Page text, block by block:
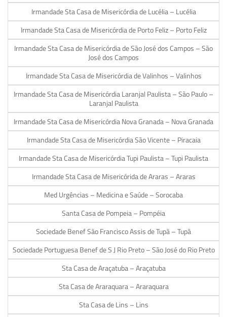
Irmandade Sta Casa de Misericórdia de Lucélia – Lucélia
Irmandade Sta Casa de Misericórdia de Porto Feliz – Porto Feliz
Irmandade Sta Casa de Misericórdia de São José dos Campos – São
José dos Campos
Irmandade Sta Casa de Misericórdia de Valinhos – Valinhos
Irmandade Sta Casa de Misericórdia Laranjal Paulista – São Paulo –
Laranjal Paulista
Irmandade Sta Casa de Misericórdia Nova Granada – Nova Granada
Irmandade Sta Casa de Misericórdia São Vicente – Piracaia
Irmandade Sta Casa de Misericórdia Tupi Paulista – Tupi Paulista
Irmandade Sta Casa de Misericórida de Araras – Araras
Med Urgências – Medicina e Saúde – Sorocaba
Santa Casa de Pompeia – Pompéia
Sociedade Benef São Francisco Assis de Tupã – Tupã
Sociedade Portuguesa Benef de S J Rio Preto – São José do Rio Preto
Sta Casa de Araçatuba – Araçatuba
Sta Casa de Araraquara – Araraquara
Sta Casa de Lins – Lins